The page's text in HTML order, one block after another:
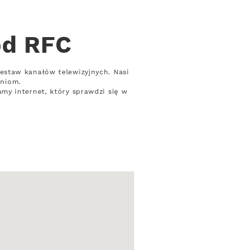
RFC
kanałów telewizyjnych. Nasi
internet, który sprawdzi się w